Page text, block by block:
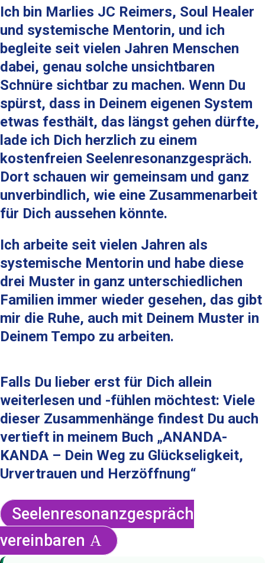
Ich bin Marlies JC Reimers, Soul Healer
und systemische Mentorin, und ich
begleite seit vielen Jahren Menschen
dabei, genau solche unsichtbaren
Schnüre sichtbar zu machen. Wenn Du
spürst, dass in Deinem eigenen System
etwas festhält, das längst gehen dürfte,
lade ich Dich herzlich zu einem
kostenfreien Seelenresonanzgespräch.
Dort schauen wir gemeinsam und ganz
unverbindlich, wie eine Zusammenarbeit
für Dich aussehen könnte.
Ich arbeite seit vielen Jahren als
systemische Mentorin und habe diese
drei Muster in ganz unterschiedlichen
Familien immer wieder gesehen, das gibt
mir die Ruhe, auch mit Deinem Muster in
Deinem Tempo zu arbeiten.
Falls Du lieber erst für Dich allein
weiterlesen und -fühlen möchtest: Viele
dieser Zusammenhänge findest Du auch
vertieft in meinem Buch „ANANDA-
KANDA – Dein Weg zu Glückseligkeit,
Urvertrauen und Herzöffnung“
Seelenresonanzgespräch
vereinbaren